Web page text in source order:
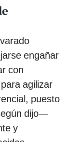
engañar
con
agilizar
puesto
dijo—
y